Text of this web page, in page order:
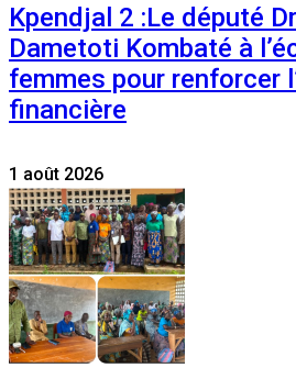
Kpendjal 2 :Le député
Dametoti Kombaté à
femmes pour renforcer
financière
1 août 2026